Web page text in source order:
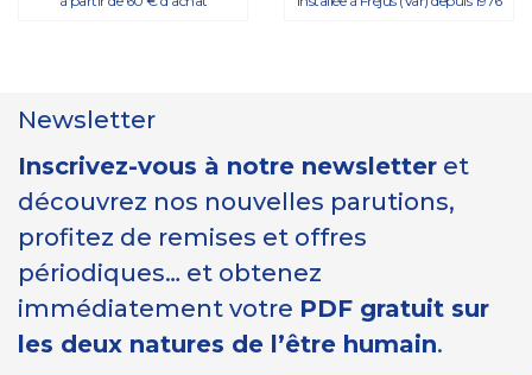
Newsletter
Inscrivez-vous à notre newsletter et
découvrez nos nouvelles parutions,
profitez de remises et offres
périodiques… et obtenez
immédiatement votre PDF gratuit sur
les deux natures de l’être humain.